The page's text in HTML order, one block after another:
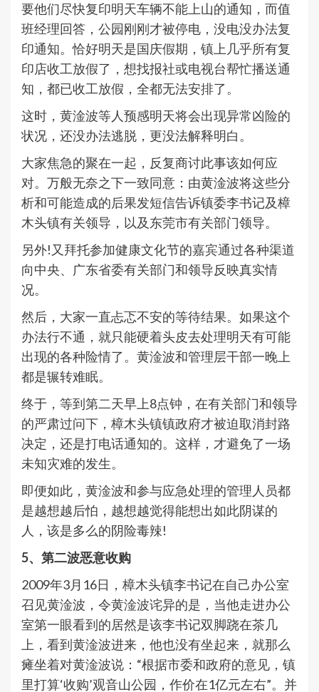
要他们尽快复印明天车辆不能上山的通知，而值
班经理回答，公园刚刚才被停电，没电没办法复
印通知。恰好明天是国庆假期，镇上几乎所有复
印店收工放假了，想找报社或电视台帮忙播送通
知，都已收工放假，全都无法安排了。
这时，黄淦波等人预感明天将会出现异常凶险的
状况，还没办法逃脱，更没法解释明白。
大家焦急的聚在一起，反复商讨此事该如何应
对。万般无奈之下一致同意：由黄淦波将这些分
析和可能造成的后果发短信告诉镇委李书记及樟
木头镇有关领导，以及东莞市有关部门领导。
另外!又拜托参加健康文化节的嘉宾通过各种渠道
向中央、广东省委有关部门和领导反映真实情
况。
然后，大家一直忐忑不安的等待结果。如果这个
办法行不通，就只能硬着头皮去处理明天有可能
出现的各种险情了。黄淦波和管理层干部一晚上
都是辗转难眠。
终于，等到第二天早上8点钟，在有关部门和领导
的严肃过问下，樟木头镇镇政府才被迫取消封路
决定，还是打电话通知的。这样，才避免了一场
未知灾难的发生。
即便如此，黄淦波和参与应急处理的管理人员都
是越想越后怕，越想越觉得能想出如此阴谋的
人，该是多么的阴险毒辣!
5、第二波恶意收购
2009年3月16日，樟木头镇李书记在自己办公室
召见黄淦波，令黄淦波诧异的是，当他走进办公
室第一眼看到的居然是该李书记双脚跷在茶几
上，看到黄淦波进来，他也没有坐起来，就那么
瘫坐着对黄淦波说：“根据市委和政府的意见，镇
里打算‘收购’观音山公园，作价在1亿元左右”。并